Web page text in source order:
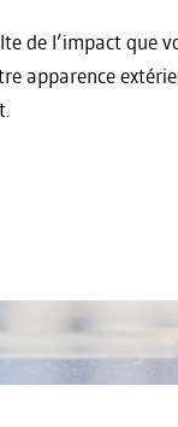
de l’impact que
apparence